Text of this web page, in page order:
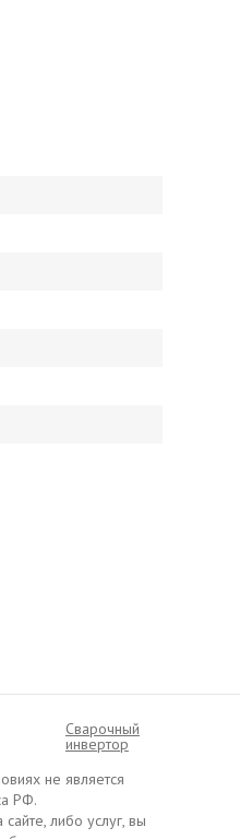
Сварочный
инвертор
не является
РФ.
либо услуг, вы